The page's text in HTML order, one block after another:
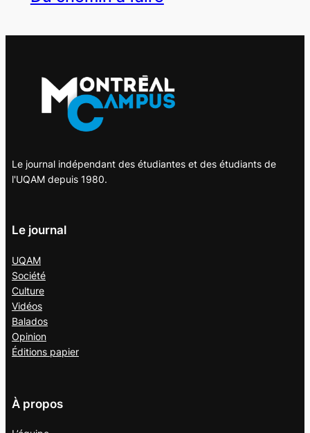
Le journal indépendant des étudiantes et des étudiants de
l'UQAM depuis 1980.
Le journal
UQAM
Société
Culture
Vidéos
Balados
Opinion
Éditions papier
À propos